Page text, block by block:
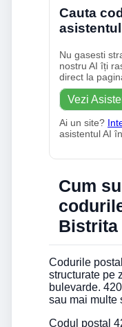
Cauta
asistentul
Nu gasesti
nostru AI îți
direct la
Vezi
Ai un site?
asistentul AI
Cum
Bistrita
Codurile
structurate pe
bulevarde.
sau mai multe
Codul postal